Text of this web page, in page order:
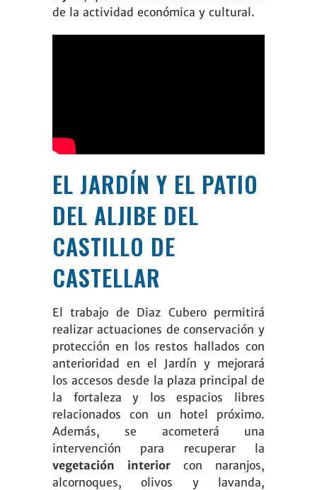
de la actividad económica y cultural.
EL JARDÍN Y EL PATIO
DEL ALJIBE DEL
CASTILLO DE
CASTELLAR
El trabajo de Diaz Cubero permitirá
realizar actuaciones de conservación y
protección en los restos hallados con
anterioridad en el Jardín y mejorará
los accesos desde la plaza principal de
la fortaleza y los espacios libres
relacionados con un hotel próximo.
Además, se acometerá una
intervención para recuperar la
vegetación interior con naranjos,
alcornoques, olivos y lavanda,